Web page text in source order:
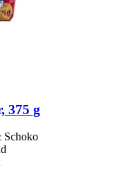
375 g
Schoko